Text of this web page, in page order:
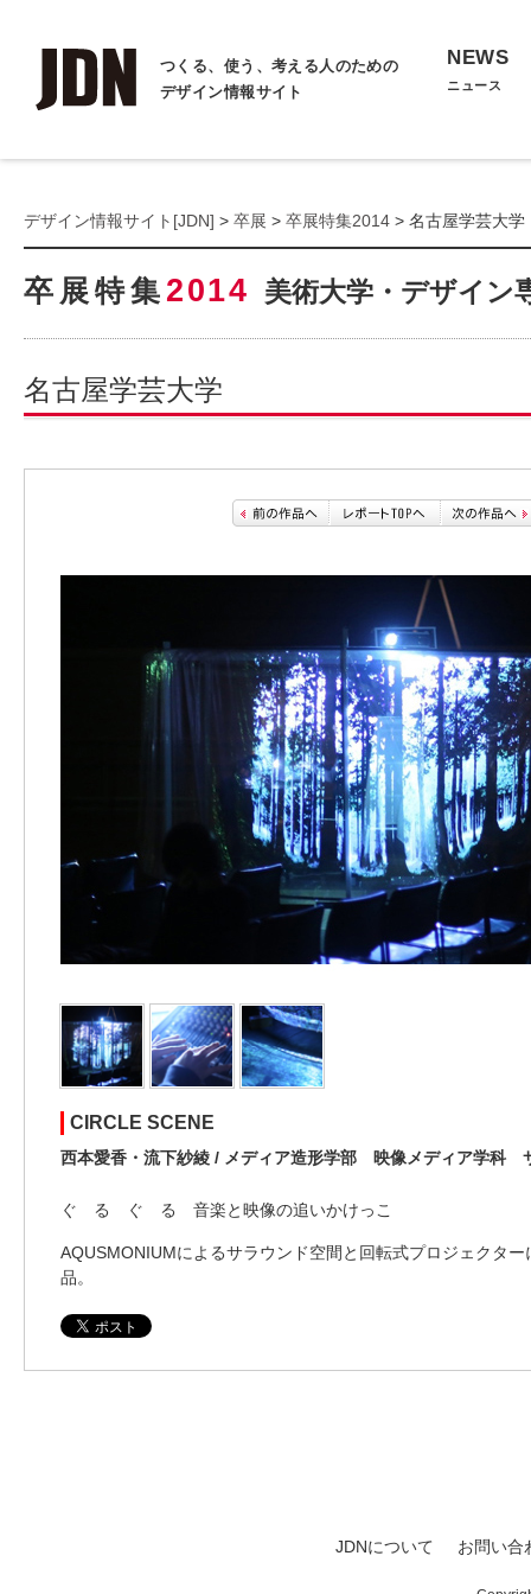
つくる、使う、考える人のための
デザイン情報サイト
NEWS
ニュース
デザイン情報サイト[JDN] > 卒展 > 卒展特集2014 > 名古屋学芸大学
卒展特集 2014 美術大学・デザイン
名古屋学芸大学
CIRCLE SCENE
西本愛香・流下紗綾 / メディア造形学部 映像メディア学科
ぐ る ぐ る 音楽と映像の追いかけっこ
AQUSMONIUMによるサラウンド空間と回転式プロジェクタ
品。
JDNについて お問い合